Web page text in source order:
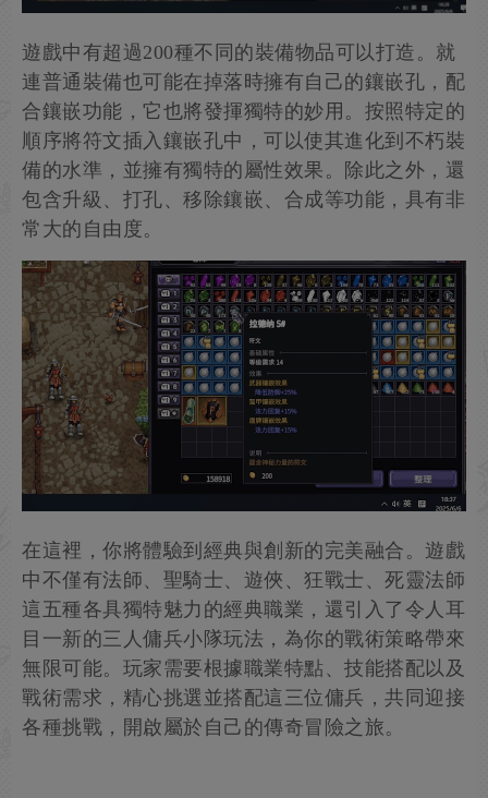
遊戲中有超過200種不同的裝備物品可以打造。就
連普通裝備也可能在掉落時擁有自己的鑲嵌孔，配
合鑲嵌功能，它也將發揮獨特的妙用。按照特定的
順序將符文插入鑲嵌孔中，可以使其進化到不朽裝
備的水準，並擁有獨特的屬性效果。除此之外，還
包含升級、打孔、移除鑲嵌、合成等功能，具有非
常大的自由度。
在這裡，你將體驗到經典與創新的完美融合。遊戲
中不僅有法師、聖騎士、遊俠、狂戰士、死靈法師
這五種各具獨特魅力的經典職業，還引入了令人耳
目一新的三人傭兵小隊玩法，為你的戰術策略帶來
無限可能。玩家需要根據職業特點、技能搭配以及
戰術需求，精心挑選並搭配這三位傭兵，共同迎接
各種挑戰，開啟屬於自己的傳奇冒險之旅。